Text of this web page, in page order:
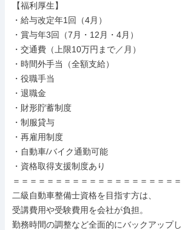
【福利厚生】
・給与改定年1回（4月）
・賞与年3回（7月・12月・4月）
・交通費（上限10万円まで／月）
・時間外手当（全額支給）
・役職手当
・退職金
・財形貯蓄制度
・制服貸与
・再雇用制度
・自動車/バイク通勤可能
・資格取得支援制度あり
＝＝＝＝＝＝＝＝＝＝＝＝＝＝＝＝＝＝＝
二級自動車整備士資格を目指す方は、
受講費用や受験費用を会社が負担。
勤務時間の調整など全面的にバックアップし